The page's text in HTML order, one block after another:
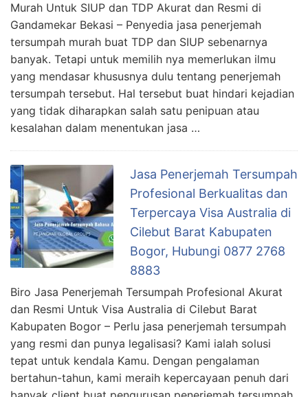
Murah Untuk SIUP dan TDP Akurat dan Resmi di
Gandamekar Bekasi – Penyedia jasa penerjemah
tersumpah murah buat TDP dan SIUP sebenarnya
banyak. Tetapi untuk memilih nya memerlukan ilmu
yang mendasar khususnya dulu tentang penerjemah
tersumpah tersebut. Hal tersebut buat hindari kejadian
yang tidak diharapkan salah satu penipuan atau
kesalahan dalam menentukan jasa …
Jasa Penerjemah Tersumpah
Profesional Berkualitas dan
Terpercaya Visa Australia di
Cilebut Barat Kabupaten
Bogor, Hubungi 0877 2768
8883
Biro Jasa Penerjemah Tersumpah Profesional Akurat
dan Resmi Untuk Visa Australia di Cilebut Barat
Kabupaten Bogor – Perlu jasa penerjemah tersumpah
yang resmi dan punya legalisasi? Kami ialah solusi
tepat untuk kendala Kamu. Dengan pengalaman
bertahun-tahun, kami meraih kepercayaan penuh dari